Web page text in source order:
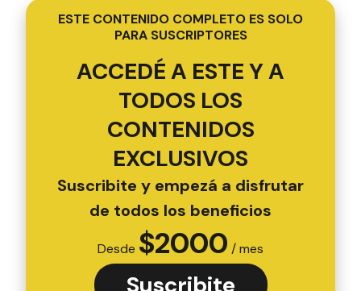
ESTE CONTENIDO COMPLETO ES SOLO
PARA SUSCRIPTORES
ACCEDÉ A ESTE Y A
TODOS LOS
CONTENIDOS
EXCLUSIVOS
Suscribite y empezá a disfrutar
de todos los beneficios
Desde $2000 / mes